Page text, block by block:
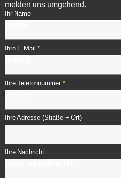
melden uns umgehend.
Ihr Name
Ihre E-Mail *
Ihre Telefonnummer *
Ihre Adresse (Straße + Ort)
Ihre Nachricht